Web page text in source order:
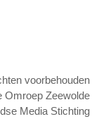
voorbehouden
Omroep Zeewolde
Media Stichting